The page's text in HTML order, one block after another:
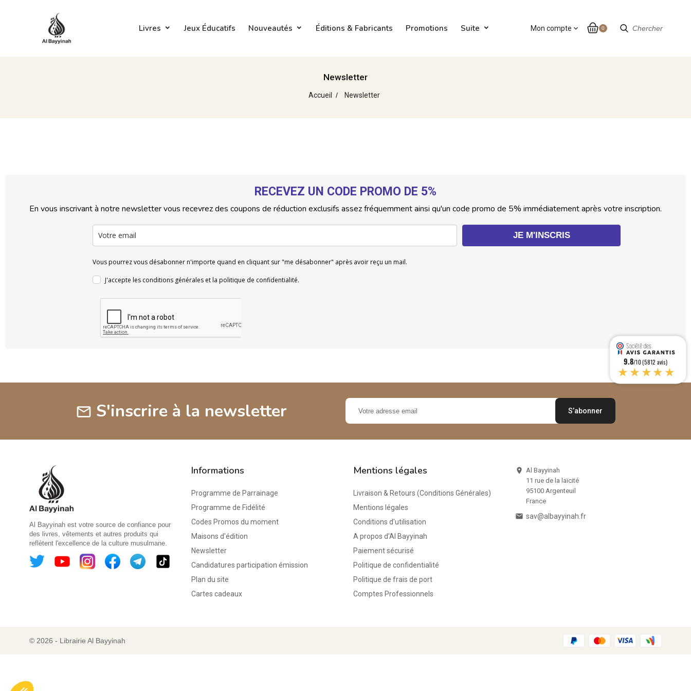
Chercher
Livres Jeux Éducatifs Nouveautés Éditions & Fabricants Promotions Suite 0
Mon compte expand_more
Newsletter
Accueil Newsletter
RECEVEZ UN CODE PROMO DE 5%
En vous inscrivant à notre newsletter vous recevrez des coupons de réduction exclusifs assez fréquemment ainsi qu'un code promo de 5% immédiatement après votre inscription.
JE M'INSCRIS
Vous pourrez vous désabonner n'importe quand en cliquant sur "me désabonner" après avoir reçu un mail.
J'accepte les conditions générales et la politique de confidentialité.
mail S'inscrire à la newsletter
Al Bayyinah est votre source de confiance pour
des livres, vêtements et autres produits qui
reflètent l'excellence de la culture musulmane.
Informations
Programme de Parrainage
Programme de Fidélité
Codes Promos du moment
Maisons d'édition
Newsletter
Candidatures participation émission
Plan du site
Cartes cadeaux
Mentions légales
Livraison & Retours (Conditions Générales)
Mentions légales
Conditions d'utilisation
A propos d'Al Bayyinah
Paiement sécurisé
Politique de confidentialité
Politique de frais de port
Comptes Professionnels
 Al Bayyinah
11 rue de la laïcité
95100 Argenteuil
France
 sav@albayyinah.fr
© 2026 - Librairie Al Bayyinah
9.8/10 (5812 avis)
★★★★★